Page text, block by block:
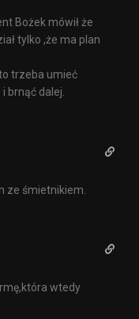
Bożek mówił że
tylko ,że ma plan
trzeba umieć
brnąć dalej.
ze śmietnikiem.
wtedy